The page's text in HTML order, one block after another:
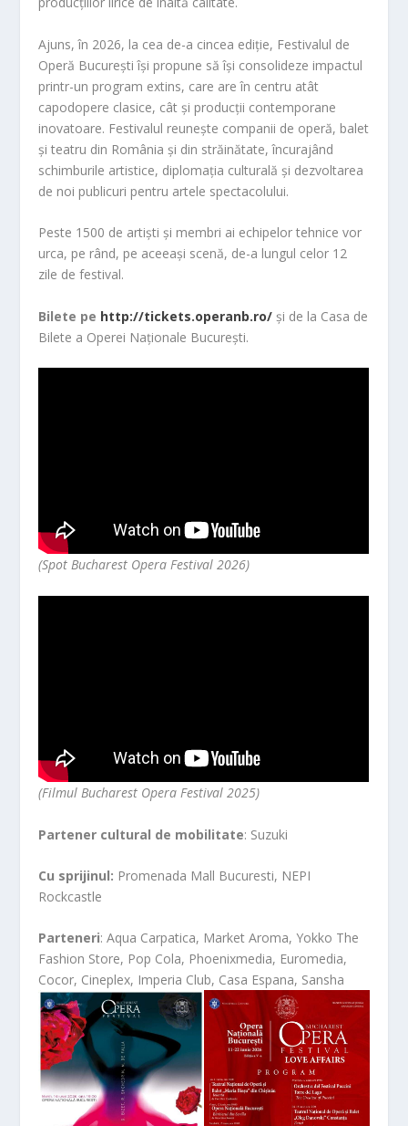
Ajuns, în 2026, la cea de-a cincea ediție, Festivalul de
Operă București își propune să își consolideze impactul
printr-un program extins, care are în centru atât
capodopere clasice, cât și producții contemporane
inovatoare. Festivalul reunește companii de operă, balet
şi teatru din România și din străinătate, încurajând
schimburile artistice, diplomația culturală și dezvoltarea
de noi publicuri pentru artele spectacolului.
Peste 1500 de artiști și membri ai echipelor tehnice vor
urca, pe rând, pe aceeași scenă, de-a lungul celor 12
zile de festival.
Bilete pe http://tickets.operanb.ro/ și de la Casa de
Bilete a Operei Naționale București.
(Spot Bucharest Opera Festival 2026)
(Filmul Bucharest Opera Festival 2025)
Partener cultural de mobilitate: Suzuki
Cu sprijinul: Promenada Mall Bucuresti, NEPI
Rockcastle
Parteneri: Aqua Carpatica, Market Aroma, Yokko The
Fashion Store, Pop Cola, Phoenixmedia, Euromedia,
Cocor, Cineplex, Imperia Club, Casa Espana, Sansha